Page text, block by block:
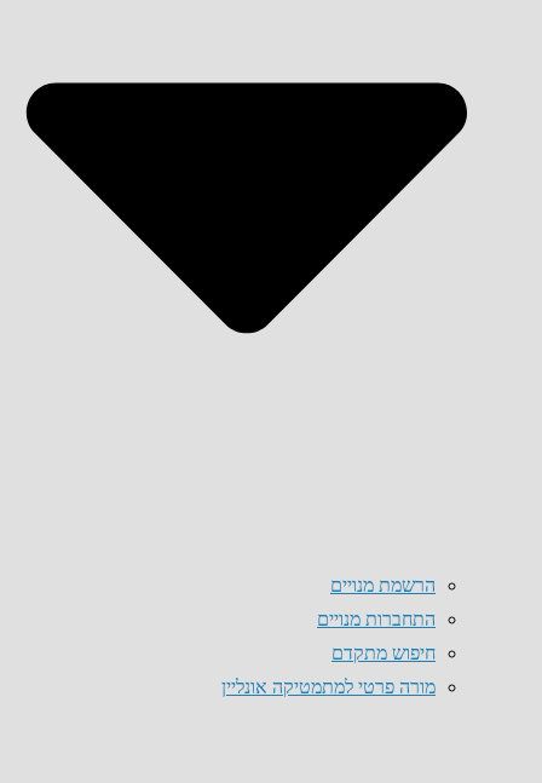
הרשמת מנויים
התחברות מנויים
חיפוש מתקדם
מורה פרטי למתמטיקה אונליין